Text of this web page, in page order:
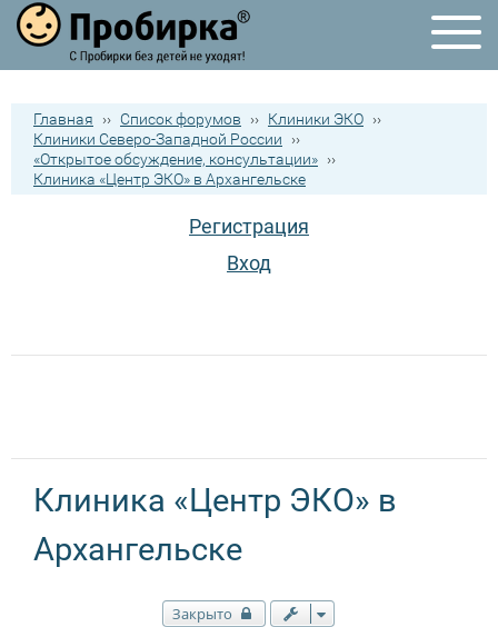
Главная ›› Список форумов ›› Клиники ЭКО ››
Клиники Северо-Западной России
››
«Открытое обсуждение, консультации» ››
Клиника «Центр ЭКО» в Архангельске
Регистрация
Вход
Клиника «Центр ЭКО» в
Архангельске
Закрыто